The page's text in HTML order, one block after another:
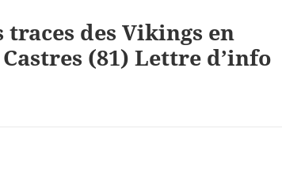
traces des Vikings en
(81) Lettre d’info